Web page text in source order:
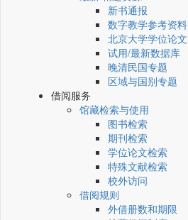
新书通报
数字教学参考资料
北京大学学位论文
试用/最新数据库
晚清民国专题
区域与国别专题
借阅服务
馆藏检索与使用
图书检索
期刊检索
学位论文检索
特殊文献检索
校外访问
借阅规则
外借册数和期限